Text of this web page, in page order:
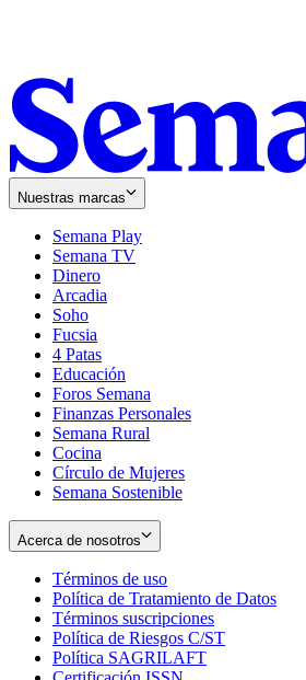
Nuestras marcas
Semana Play
Semana TV
Dinero
Arcadia
Soho
in
new
window
Fucsia
in
new
window
4 Patas
Educación
Foros Semana
Finanzas Personales
Semana Rural
Cocina
Círculo de Mujeres
Semana Sostenible
Acerca de nosotros
Términos de uso
in
new
window
Política de Tratamiento de Datos
Términos suscripciones
in
Política de Riesgos C/ST
Política SAGRILAFT